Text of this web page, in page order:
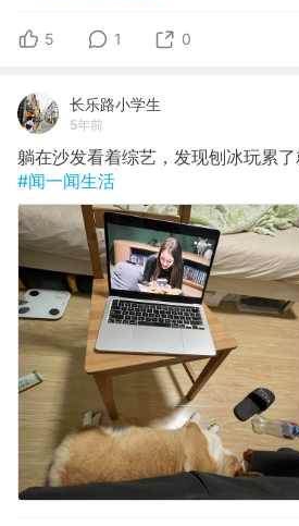
5 1 0
长乐路小学生
5年前
躺在沙发看着综艺，发现刨冰玩累了
#闻一闻生活